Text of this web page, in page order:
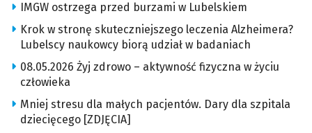
IMGW ostrzega przed burzami w Lubelskiem
Krok w stronę skuteczniejszego leczenia Alzheimera?
Lubelscy naukowcy biorą udział w badaniach
08.05.2026 Żyj zdrowo – aktywność fizyczna w życiu
człowieka
Mniej stresu dla małych pacjentów. Dary dla szpitala
dziecięcego [ZDJĘCIA]